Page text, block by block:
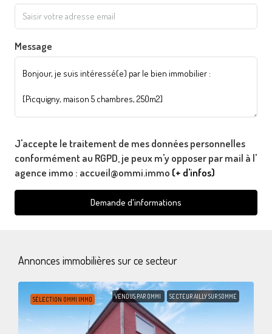
Message
J'accepte le traitement de mes données personnelles
conformément au RGPD, je peux m'y opposer par mail à l'
agence immo : accueil@ommi.immo (+ d'infos)
Demande d'informations
Annonces immobilières sur ce secteur
SÉLECTION OMMI IMMO VENDUS PAR OMMI SECTEUR AILLY SUR SOMME